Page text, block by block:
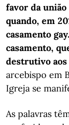
favor da
quando, em
casamento
casamento,
destrutivo aos
arcebispo em
Igreja se
As palavras